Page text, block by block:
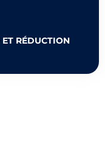
ET RÉDUCTION